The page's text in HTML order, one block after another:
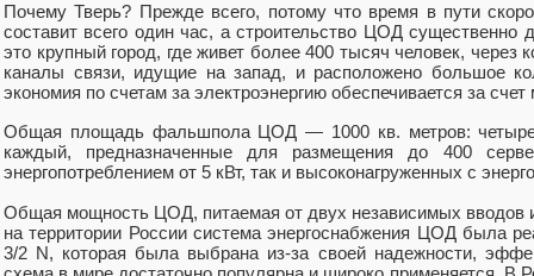
Почему Тверь? Прежде всего, потому что время в пути
составит всего один час, а строительство ЦОД существенно
это крупный город, где живет более 400 тысяч человек, через
каналы связи, идущие на запад, и расположено большое
экономия по счетам за электроэнергию обеспечивается за
Общая площадь фальшпола ЦОД — 1000 кв. метров:
каждый, предназначенные для размещения до 400
энергопотреблением от 5 кВт, так и высоконагруженных с
Общая мощность ЦОД, питаемая от двух независимых вводов
на территории России система энергоснабжения ЦОД была
3/2 N, которая была выбрана из-за своей надежности,